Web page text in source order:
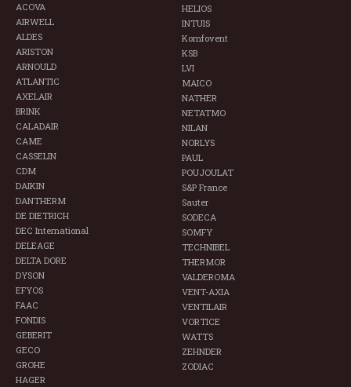
ACOVA
AIRWELL
ALDES
ARISTON
ARNOULD
ATLANTIC
AXELAIR
BRINK
CALADAIR
CAME
CASSELIN
CDM
DAIKIN
DANTHERM
DE DIETRICH
DEC International
DELEAGE
DELTA DORE
DYSON
EFYOS
FAAC
FONDIS
GEBERIT
GECO
GROHE
HAGER
HELIOS
INTUIS
Komfovent
KSB
LVI
MAICO
NATHER
NETATMO
NILAN
NORLYS
PAUL
POUJOULAT
S&P France
Sauter
SODECA
SOMFY
TECHNIBEL
THERMOR
VALDEROMA
VENT-AXIA
VENTILAIR
VORTICE
WATTS
ZEHNDER
ZODIAC